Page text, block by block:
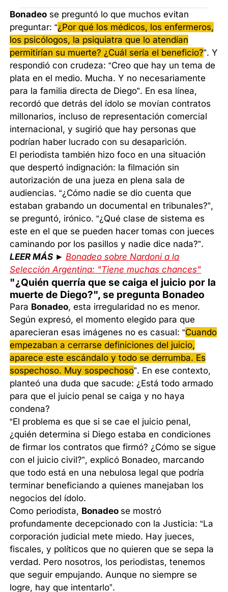
Bonadeo se preguntó lo que muchos evitan
preguntar: “¿Por qué los médicos, los enfermeros,
los psicólogos, la psiquiatra que lo atendían
permitirían su muerte? ¿Cuál sería el beneficio?”. Y
respondió con crudeza: “Creo que hay un tema de
plata en el medio. Mucha. Y no necesariamente
para la familia directa de Diego”. En esa línea,
recordó que detrás del ídolo se movían contratos
millonarios, incluso de representación comercial
internacional, y sugirió que hay personas que
podrían haber lucrado con su desaparición.
El periodista también hizo foco en una situación
que despertó indignación: la filmación sin
autorización de una jueza en plena sala de
audiencias. “¿Cómo nadie se dio cuenta que
estaban grabando un documental en tribunales?”,
se preguntó, irónico. “¿Qué clase de sistema es
este en el que se pueden hacer tomas con jueces
caminando por los pasillos y nadie dice nada?”.
LEER MÁS ►Bonadeo sobre Nardoni a la
Selección Argentina: "Tiene muchas chances"
"¿Quién querría que se caiga el juicio por la
muerte de Diego?", se pregunta Bonadeo
Para Bonadeo, esta irregularidad no es menor.
Según expresó, el momento elegido para que
aparecieran esas imágenes no es casual: “Cuando
empezaban a cerrarse definiciones del juicio,
aparece este escándalo y todo se derrumba. Es
sospechoso. Muy sospechoso”. En ese contexto,
planteó una duda que sacude: ¿Está todo armado
para que el juicio penal se caiga y no haya
condena?
“El problema es que si se cae el juicio penal,
¿quién determina si Diego estaba en condiciones
de firmar los contratos que firmó? ¿Cómo se sigue
con el juicio civil?”, explicó Bonadeo, marcando
que todo está en una nebulosa legal que podría
terminar beneficiando a quienes manejaban los
negocios del ídolo.
Como periodista, Bonadeo se mostró
profundamente decepcionado con la Justicia: “La
corporación judicial mete miedo. Hay jueces,
fiscales, y políticos que no quieren que se sepa la
verdad. Pero nosotros, los periodistas, tenemos
que seguir empujando. Aunque no siempre se
logre, hay que intentarlo”.